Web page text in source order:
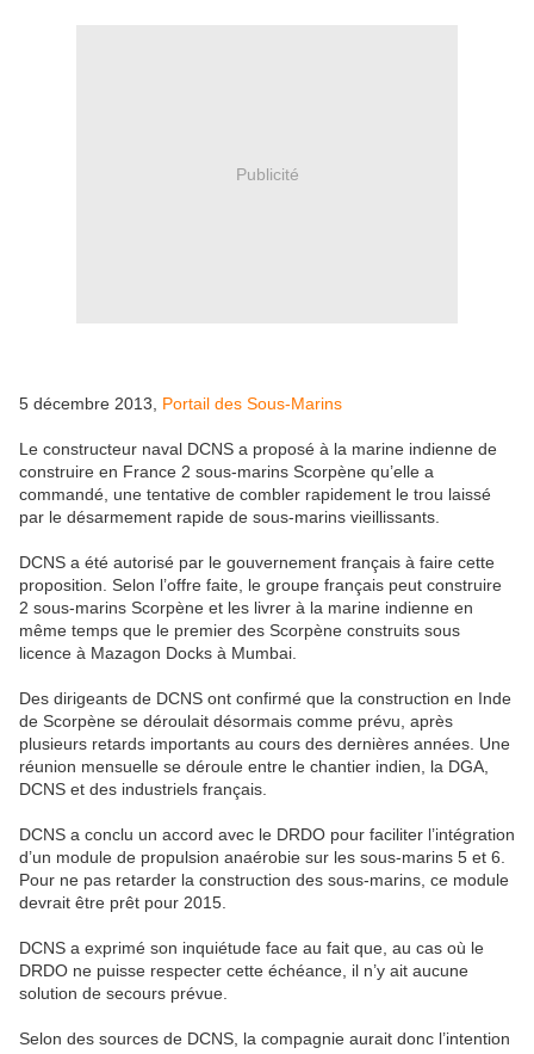
Publicité
5 décembre 2013, Portail des Sous-Marins
Le constructeur naval DCNS a proposé à la marine indienne de
construire en France 2 sous-marins Scorpène qu’elle a
commandé, une tentative de combler rapidement le trou laissé
par le désarmement rapide de sous-marins vieillissants.
DCNS a été autorisé par le gouvernement français à faire cette
proposition. Selon l’offre faite, le groupe français peut construire
2 sous-marins Scorpène et les livrer à la marine indienne en
même temps que le premier des Scorpène construits sous
licence à Mazagon Docks à Mumbai.
Des dirigeants de DCNS ont confirmé que la construction en Inde
de Scorpène se déroulait désormais comme prévu, après
plusieurs retards importants au cours des dernières années. Une
réunion mensuelle se déroule entre le chantier indien, la DGA,
DCNS et des industriels français.
DCNS a conclu un accord avec le DRDO pour faciliter l’intégration
d’un module de propulsion anaérobie sur les sous-marins 5 et 6.
Pour ne pas retarder la construction des sous-marins, ce module
devrait être prêt pour 2015.
DCNS a exprimé son inquiétude face au fait que, au cas où le
DRDO ne puisse respecter cette échéance, il n’y ait aucune
solution de secours prévue.
Selon des sources de DCNS, la compagnie aurait donc l’intention